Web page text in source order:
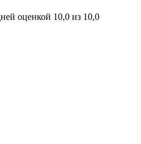
оценкой 10,0 из 10,0